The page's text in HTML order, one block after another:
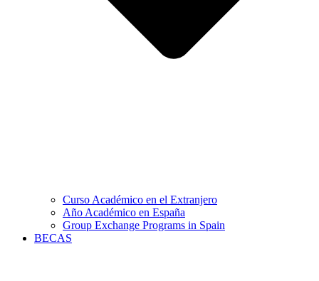
Curso Académico en el Extranjero
Año Académico en España
Group Exchange Programs in Spain
BECAS